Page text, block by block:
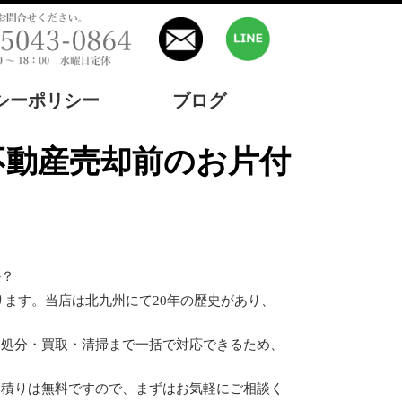
ーポリシー ブログ
す。当店は北九州にて20年の歴史があり、
分・買取・清掃まで一括で対応できるため、
りは無料ですので、まずはお気軽にご相談く